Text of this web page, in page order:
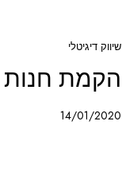
שיווק דיגיטלי
הקמת חנות
14/01/2020